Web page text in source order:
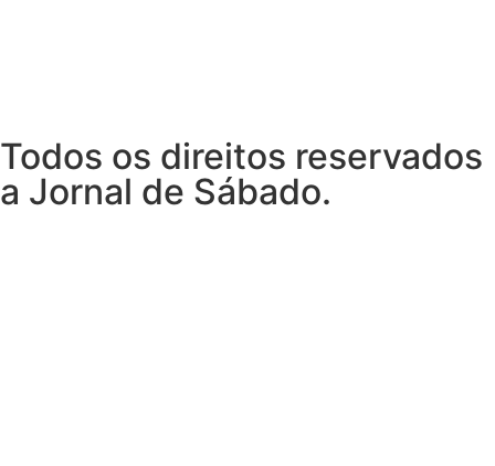
Todos os direitos reservados
a Jornal de Sábado.